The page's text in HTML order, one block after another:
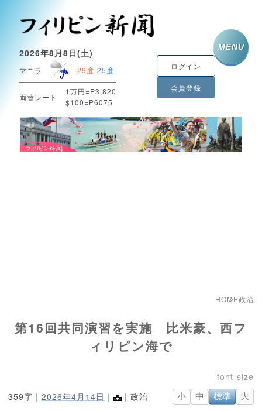
2026年8月8日(土)
マニラ 29度-25度
両替レート
1万円=P3,820
$100=P6075
ログイン
会員登録
MENU
HOME政治
第16回共同演習を実施 比米豪、西フ
ィリピン海で
359字｜ 2026年4月14日 ｜ ｜政治 小 中 標準 大